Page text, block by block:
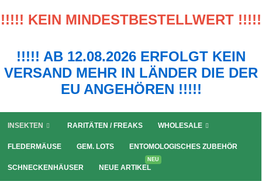
!!!!! KEIN MINDESTBESTELLWERT !!!!!
!!!!! AB 12.08.2026 ERFOLGT KEIN
VERSAND MEHR IN LÄNDER DIE DER
EU ANGEHÖREN !!!!!
INSEKTEN RARITÄTEN / FREAKS WHOLESALE
FLEDERMÄUSE GEM. LOTS ENTOMOLOGISCHES ZUBEHÖR
SCHNECKENHÄUSER NEUE ARTIKEL
NEU